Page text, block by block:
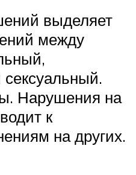
выделяет
между
Нарушения на
к
на других.